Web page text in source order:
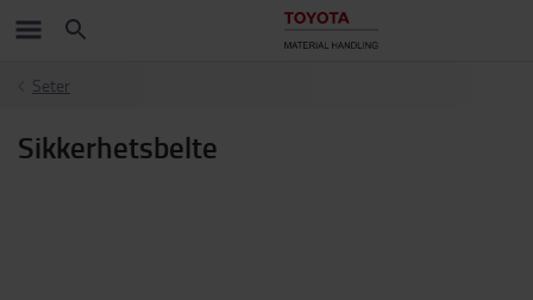
Seter
Sikkerhetsbelte